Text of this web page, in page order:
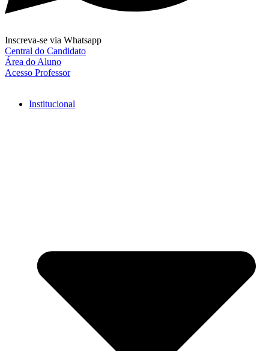
Inscreva-se via Whatsapp
Central do Candidato
Área do Aluno
Acesso Professor
Institucional